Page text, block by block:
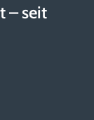
– seit